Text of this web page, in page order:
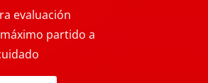
evaluación
partido a